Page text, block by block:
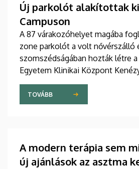
Új parkolót alakítottak
Campuson
A 87 várakozóhelyet magába
zone parkolót a volt nővérszálló
szomszédságában hozták létre
Egyetem Klinikai Központ
Az új területet várhatóan
a járművek előtt.
TOVÁBB
A modern terápia sem
új ajánlások az asztma